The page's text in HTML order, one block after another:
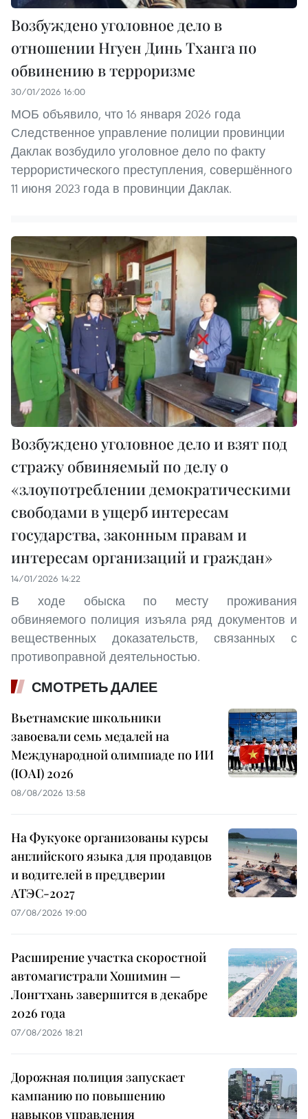
Возбуждено уголовное дело в
отношении Нгуен Динь Тханга по
обвинению в терроризме
30/01/2026 16:00
МОБ объявило, что 16 января 2026 года
Следственное управление полиции провинции
Даклак возбудило уголовное дело по факту
террористического преступления, совершённого
11 июня 2023 года в провинции Даклак.
Возбуждено уголовное дело и взят под
стражу обвиняемый по делу о
«злоупотреблении демократическими
свободами в ущерб интересам
государства, законным правам и
интересам организаций и граждан»
14/01/2026 14:22
В ходе обыска по месту проживания
обвиняемого полиция изъяла ряд документов и
вещественных доказательств, связанных с
противоправной деятельностью.
СМОТРЕТЬ ДАЛЕЕ
Вьетнамские школьники
завоевали семь медалей на
Международной олимпиаде по ИИ
(IOAI) 2026
08/08/2026 13:58
На Фукуоке организованы курсы
английского языка для продавцов
и водителей в преддверии
АТЭС-2027
07/08/2026 19:00
Расширение участка скоростной
автомагистрали Хошимин —
Лонгтхань завершится в декабре
2026 года
07/08/2026 18:21
Дорожная полиция запускает
кампанию по повышению
навыков управления